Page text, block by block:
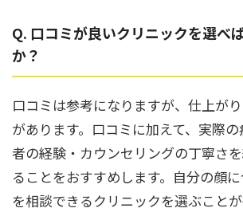
Q. 口コミが良いクリニックを選べ
か？
口コミは参考になりますが、仕上が
があります。口コミに加えて、実際
者の経験・カウンセリングの丁寧さ
ることをおすすめします。自分の顔
を相談できるクリニックを選ぶこと